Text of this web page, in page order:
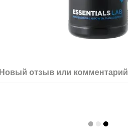
Новый отзыв или комментарий